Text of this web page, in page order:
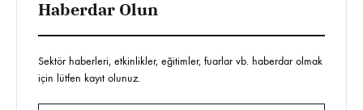
Haberdar Olun
Sektör haberleri, etkinlikler, eğitimler, fuarlar vb. haberdar olmak
için lütfen kayıt olunuz.